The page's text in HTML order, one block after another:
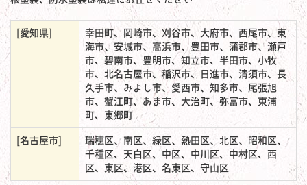
[愛知県]
幸田町、岡崎市、刈谷市、大府市、西尾市、東
海市、安城市、高浜市、豊田市、蒲郡市、瀬戸
市、碧南市、豊明市、知立市、半田市、小牧
市、北名古屋市、稲沢市、日進市、清須市、長
久手市、みよし市、愛西市、知多市、尾張旭
市、蟹江町、あま市、大治町、弥富市、東浦
町、東郷町
[名古屋市]
瑞穂区、南区、緑区、熱田区、北区、昭和区、
千種区、天白区、中区、中川区、中村区、西
区、東区、港区、名東区、守山区